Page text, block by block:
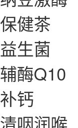
保健茶
益生菌
辅酶Q10
补钙